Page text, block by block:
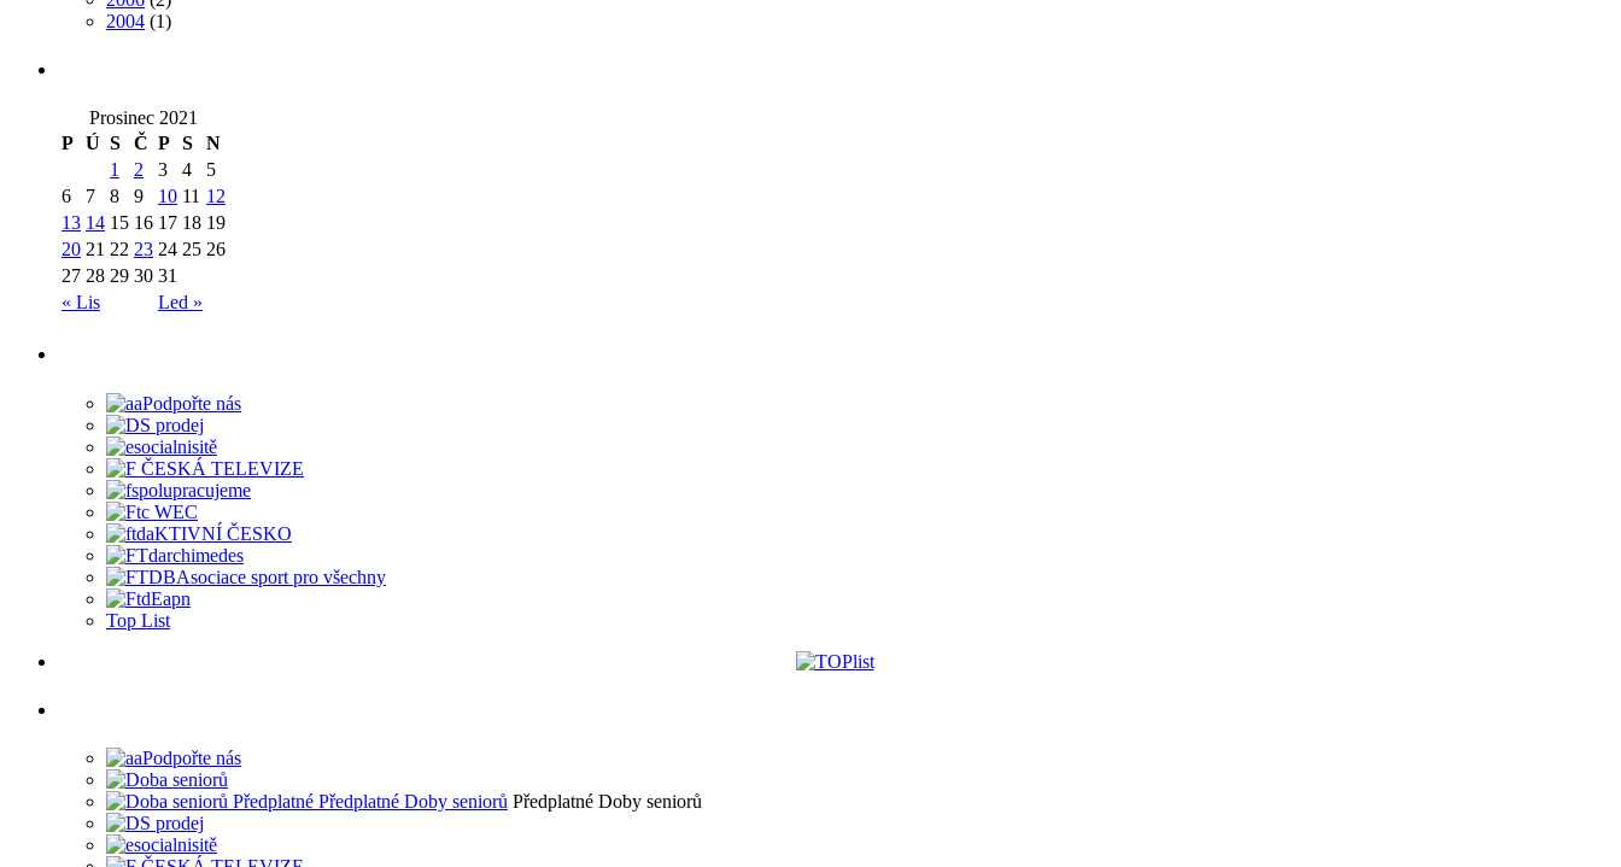
2004 (1)
Prosinec 2021
P Ú S Č P S N
« Lis Led »
1 2 3 4
5
6
7 8 9 10 11 12
13 14 15 16 17 18 19
20 21 22 23 24 25 26
27 28 29 30 31
Top List
Předplatné Doby seniorů